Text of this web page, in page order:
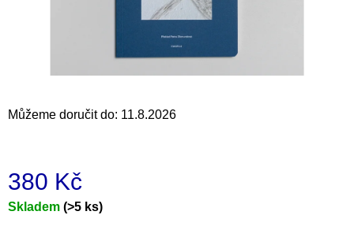
Můžeme doručit do: 11.8.2026
380 Kč
Měrná
Skladem (>5 ks)